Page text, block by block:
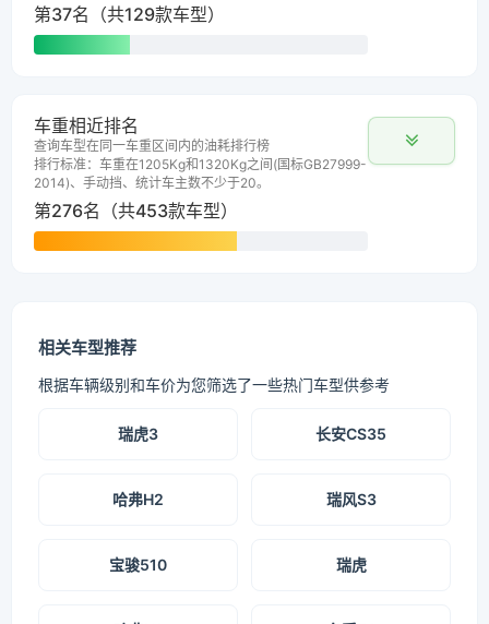
第37名（共129款车型）
车重相近排名
查询车型在同一车重区间内的油耗排行榜
排行标准：车重在1205Kg和1320Kg之间(国标GB27999-
2014)、手动挡、统计车主数不少于20。
第276名（共453款车型）
相关车型推荐
根据车辆级别和车价为您筛选了一些热门车型供参考
瑞虎3 长安CS35
哈弗H2 瑞风S3
宝骏510 瑞虎